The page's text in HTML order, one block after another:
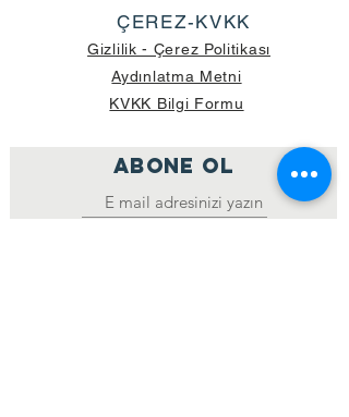
ÇEREZ-KVKK
Gizlilik - Çerez Politikası
Aydınlatma Metni
KVKK Bilgi Formu
ABONE OL